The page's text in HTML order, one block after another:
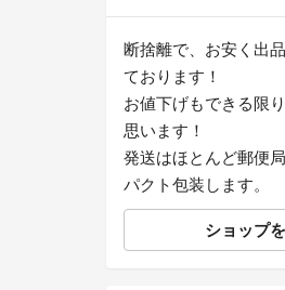
断捨離で、お安く出
ております！
お値下げもできる限
思います！
発送はほとんど郵便
パクト包装します。
ショップ